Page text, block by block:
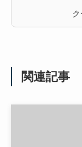
関連記事